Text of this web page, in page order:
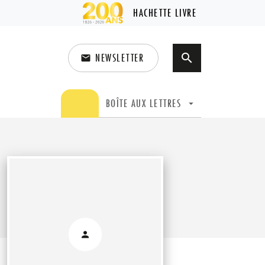
HACHETTE LIVRE
email NEWSLETTER search
BOÎTE AUX LETTRES arrow_drop_down